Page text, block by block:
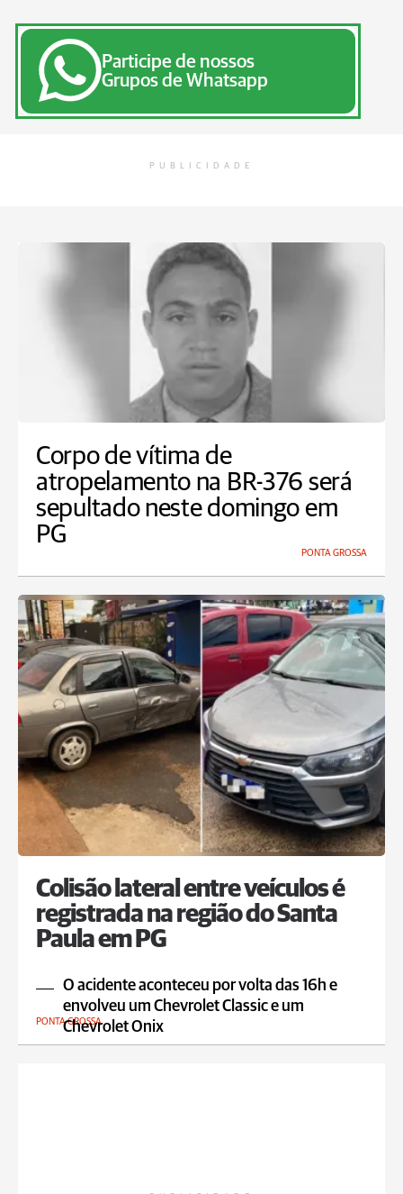
Participe de nossos
Grupos de Whatsapp
PUBLICIDADE
Corpo de vítima de
atropelamento na BR-376 será
sepultado neste domingo em
PG
PONTA GROSSA
Colisão lateral entre veículos é
registrada na região do Santa
Paula em PG
O acidente aconteceu por volta das 16h e
envolveu um Chevrolet Classic e um
Chevrolet Onix
PONTA GROSSA